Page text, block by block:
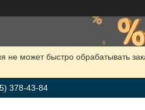
не может быстро обрабатывать
378-43-84